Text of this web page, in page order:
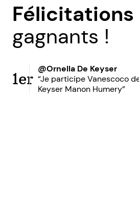
Félicitations
gagnants !
1er
@Ornella De Keyser
“Je participe Vanescoco
Keyser Manon Humery”